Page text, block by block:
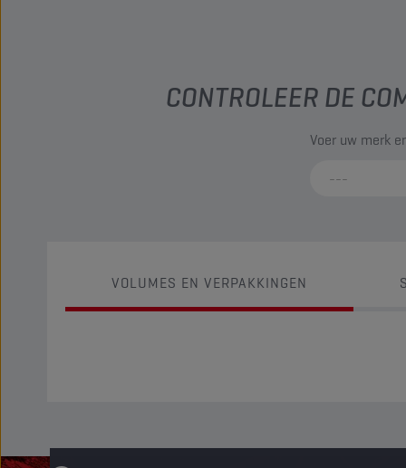
CONTROLEER DE
Voer uw merk
VOLUMES EN VERPAKKINGEN